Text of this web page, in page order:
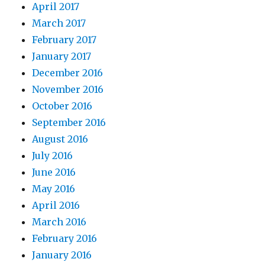
April 2017
March 2017
February 2017
January 2017
December 2016
November 2016
October 2016
September 2016
August 2016
July 2016
June 2016
May 2016
April 2016
March 2016
February 2016
January 2016